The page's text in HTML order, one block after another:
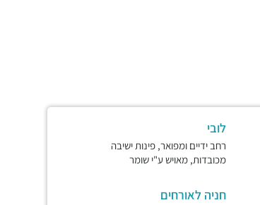
לובי
רחב ידיים ומפואר, פינות ישיבה
מכובדות, מאויש ע"י שומר
חניה לאורחים